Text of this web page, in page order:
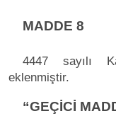
MADDE 8
4447 sayılı
eklenmiştir.
“GEÇİCİ